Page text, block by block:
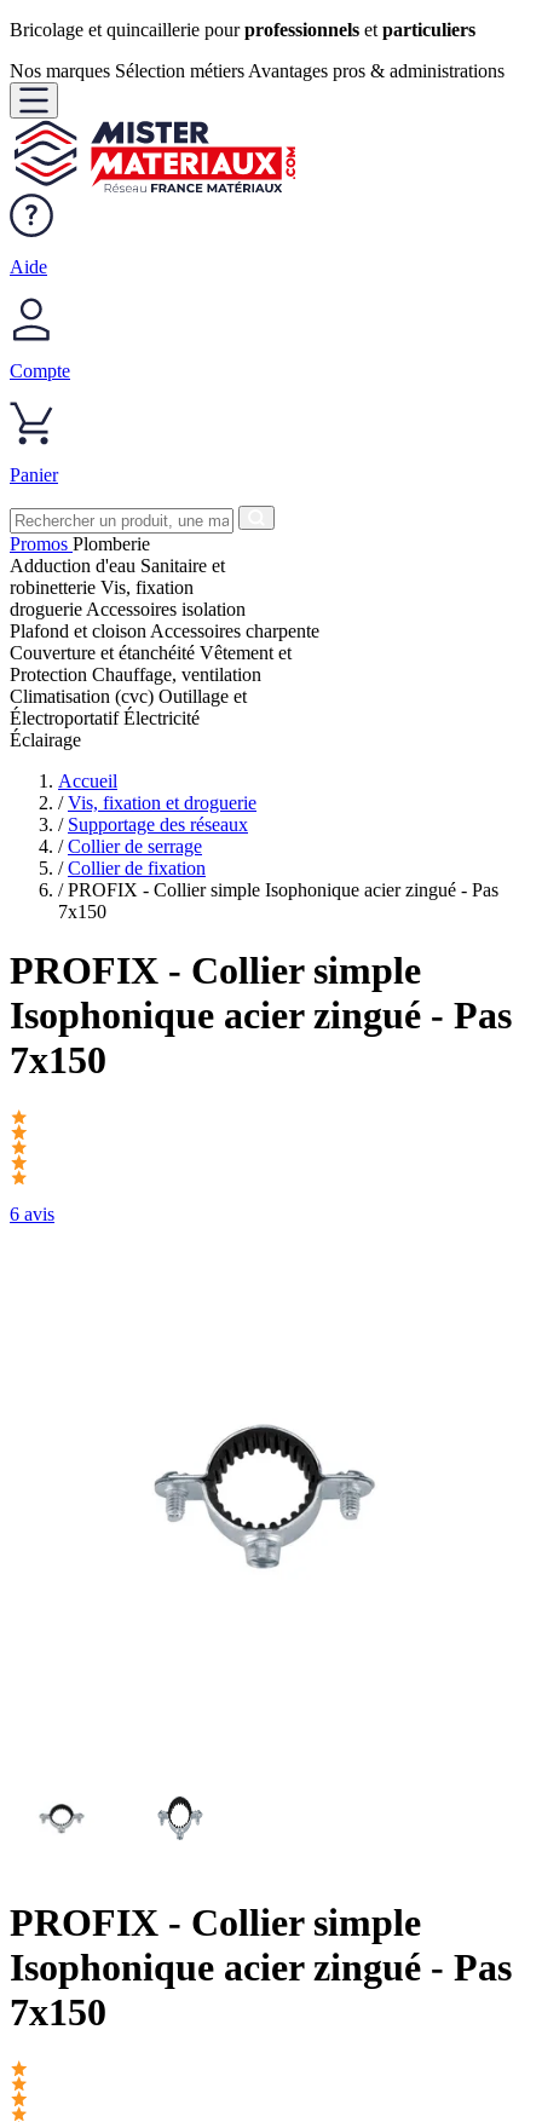
Bricolage et quincaillerie pourprofessionnels et particuliers
Nos marques Sélection métiers Avantages pros & administrations
Aide
Compte
Panier
Promos Plomberie
Adduction d'eau Sanitaire et
robinetterie Vis, fixation
droguerie Accessoires isolation
Plafond et cloison Accessoires charpente
Couverture et étanchéité Vêtement et
Protection Chauffage, ventilation
Climatisation (cvc) Outillage et
ÉlectroportatifÉlectricité
Éclairage
Accueil
/ Vis, fixation et droguerie
/ Supportage des réseaux
/ Collier de serrage
/ Collier de fixation
/ PROFIX - Collier simple Isophonique acier zingué - Pas
7x150
PROFIX - Collier simple
Isophonique acier zingué - Pas
7x150
6 avis
PROFIX - Collier simple
Isophonique acier zingué - Pas
7x150